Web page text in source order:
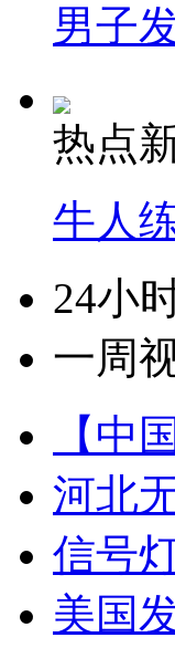
男子
热点
牛人
24小
一周
【中
河北
信号
美国